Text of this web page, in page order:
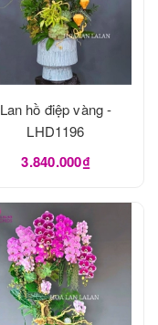
Lan hồ điệp vàng -
LHD1196
3.840.000₫